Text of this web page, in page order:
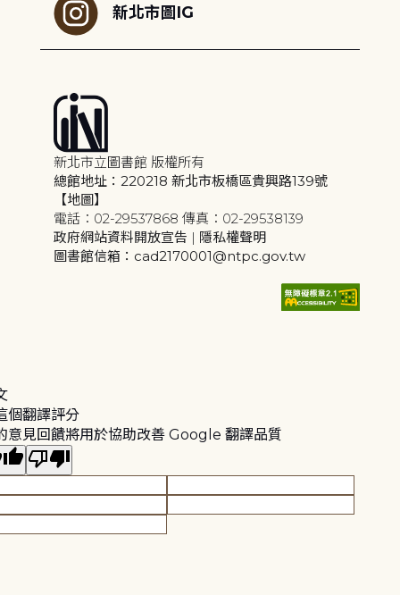
新北市圖IG
新北市立圖書館 版權所有
總館地址：220218 新北市板橋區貴興路139號
【地圖】
電話：02-29537868 傳真：02-29538139
政府網站資料開放宣告 | 隱私權聲明
圖書館信箱：cad2170001@ntpc.gov.tw
個翻譯評分
意見回饋將用於協助改善 Google 翻譯品質